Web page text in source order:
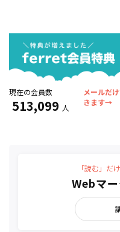
現在の会員数
513,099 人
メールだ
きます→
「読む」だ
Webマ